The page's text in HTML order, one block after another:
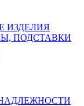
ИЗДЕЛИЯ
ПОДСТАВКИ